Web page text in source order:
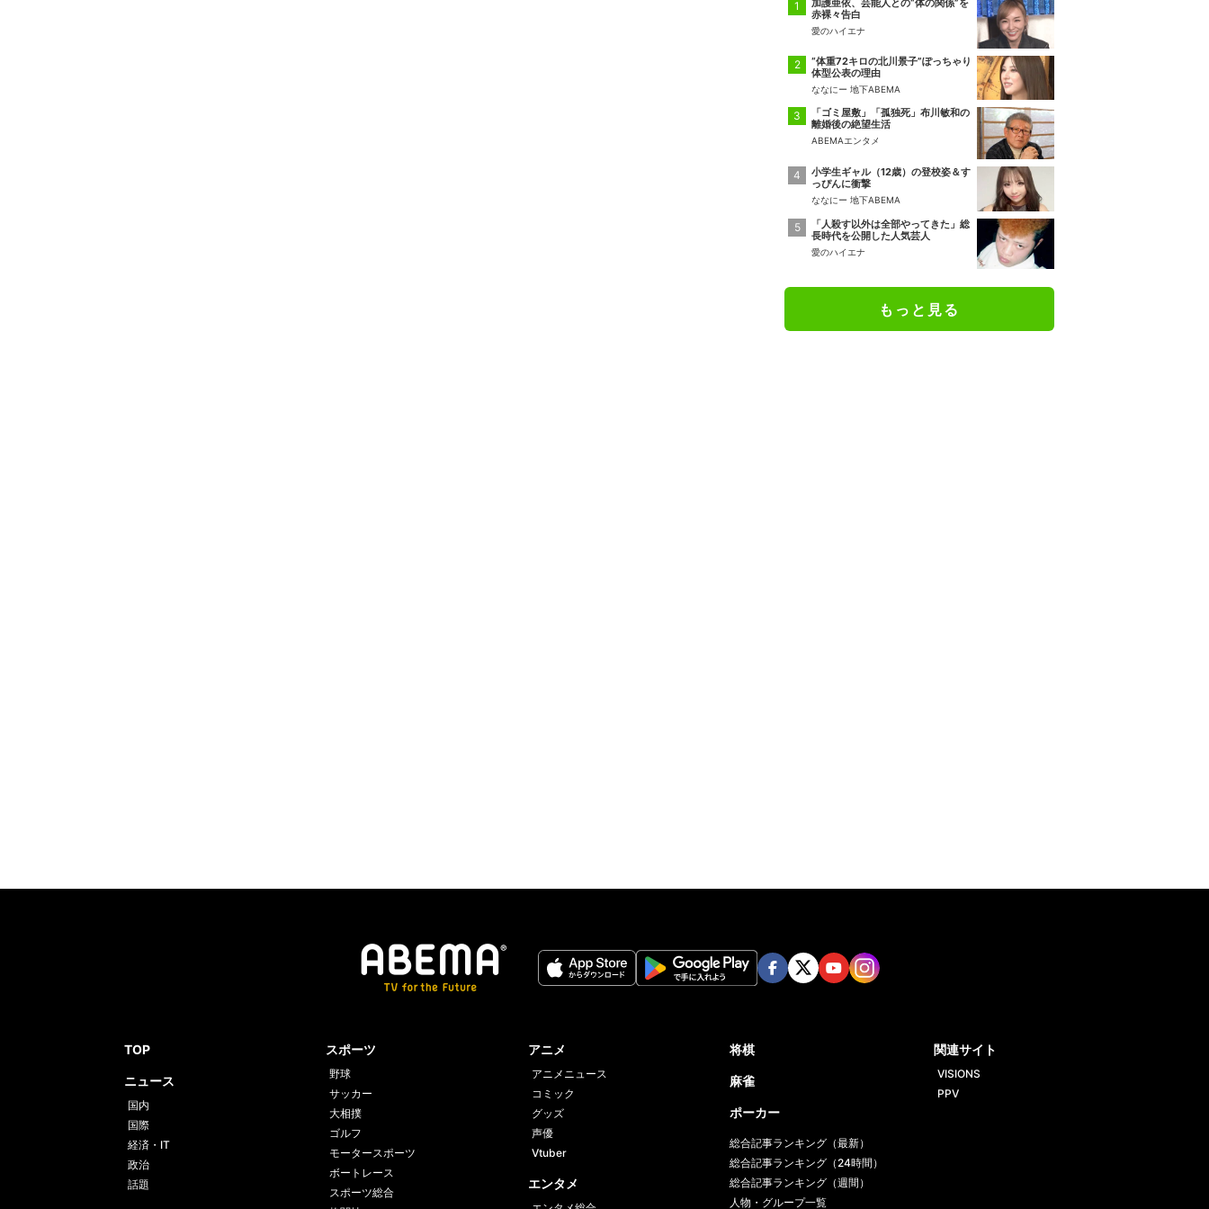
加護亜依、芸能人との“体の関係”を
赤裸々告白
愛のハイエナ
“体重72キロの北川景子”ぽっちゃり
体型公表の理由
ななにー 地下ABEMA
「ゴミ屋敷」「孤独死」布川敏和の
離婚後の絶望生活
ABEMAエンタメ
小学生ギャル（12歳）の登校姿＆す
っぴんに衝撃
ななにー 地下ABEMA
「人殺す以外は全部やってきた」総
長時代を公開した人気芸人
愛のハイエナ
もっと見る
TOP
ニュース
国内
国際
経済・IT
政治
話題
スポーツ
野球
サッカー
大相撲
ゴルフ
モータースポーツ
ボートレース
スポーツ総合
アニメ
アニメニュース
コミック
グッズ
声優
Vtuber
エンタメ
将棋
麻雀
ポーカー
総合記事ランキング（最新）
総合記事ランキング（24時間）
総合記事ランキング（週間）
人物・グループ一覧
関連サイト
VISIONS
PPV